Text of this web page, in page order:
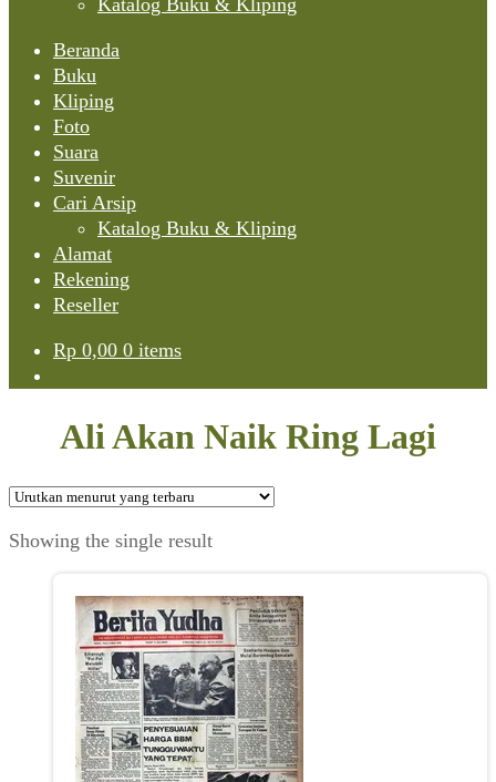
Katalog Buku & Kliping
Beranda
Buku
Kliping
Foto
Suara
Suvenir
Cari Arsip
Katalog Buku & Kliping
Alamat
Rekening
Reseller
Rp 0,00 0 items
Ali Akan Naik Ring Lagi
Showing the single result